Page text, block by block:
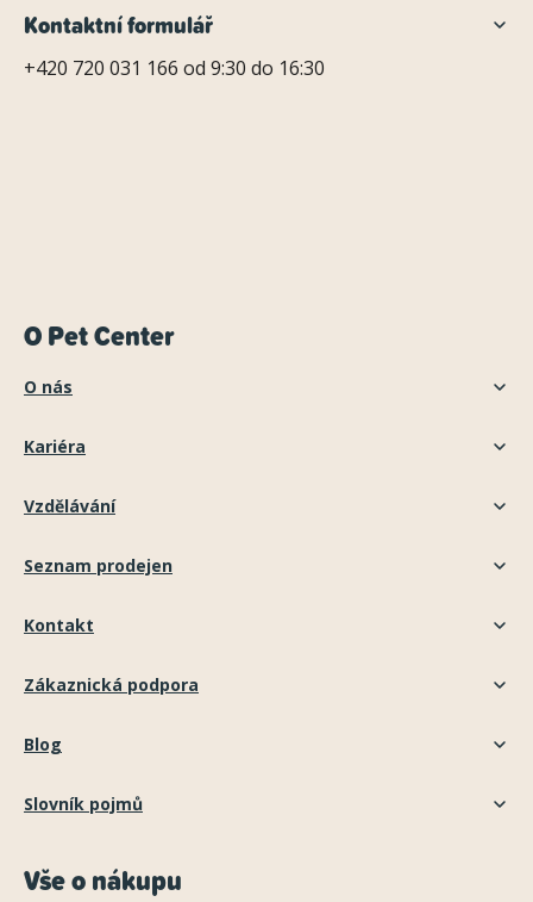
Kontaktní formulář
+420 720 031 166 od 9:30 do 16:30
O Pet Center
O nás
Kariéra
Vzdělávání
Seznam prodejen
Kontakt
Zákaznická podpora
Blog
Slovník pojmů
Vše o nákupu